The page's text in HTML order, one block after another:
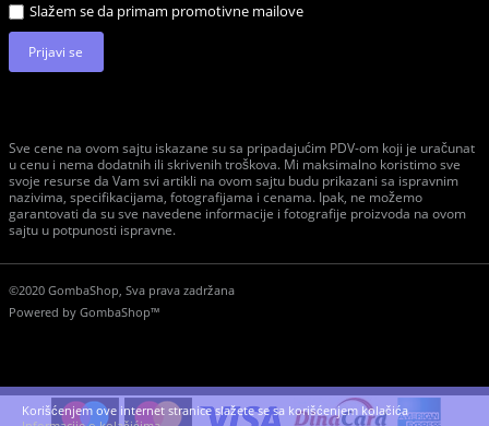
Slažem se da primam promotivne mailove
Prijavi se
Sve cene na ovom sajtu iskazane su sa pripadajućim PDV-om koji je uračunat
u cenu i nema dodatnih ili skrivenih troškova. Mi maksimalno koristimo sve
svoje resurse da Vam svi artikli na ovom sajtu budu prikazani sa ispravnim
nazivima, specifikacijama, fotografijama i cenama. Ipak, ne možemo
garantovati da su sve navedene informacije i fotografije proizvoda na ovom
sajtu u potpunosti ispravne.
©2020 GombaShop, Sva prava zadržana
Powered by GombaShop™
Korišćenjem ove internet stranice slažete se sa korišćenjem kolačića